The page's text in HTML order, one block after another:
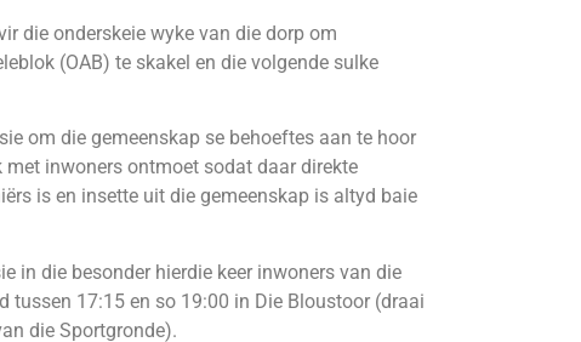
die onderskeie wyke van die dorp om
(OAB) te skakel en die volgende sulke
om die gemeenskap se behoeftes aan te hoor
inwoners ontmoet sodat daar direkte
is en insette uit die gemeenskap is altyd baie
in die besonder hierdie keer inwoners van die
tussen 17:15 en so 19:00 in Die Bloustoor (draai
die Sportgronde).